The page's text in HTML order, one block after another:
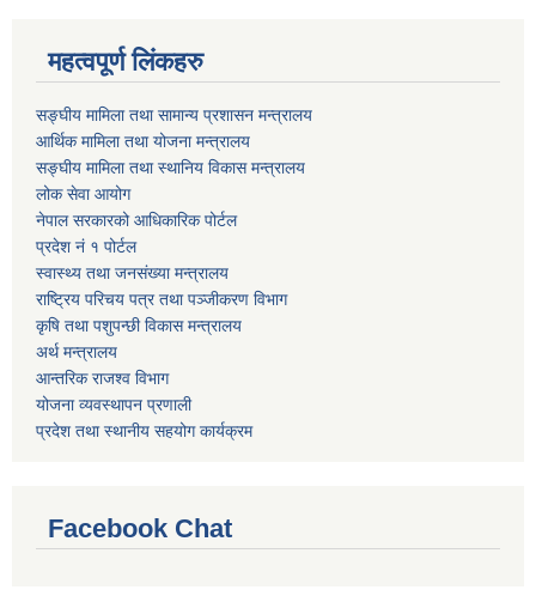
महत्वपूर्ण लिंकहरु
सङ्घीय मामिला तथा सामान्य प्रशासन मन्त्रालय
आर्थिक मामिला तथा योजना मन्त्रालय
सङ्घीय मामिला तथा स्थानिय विकास मन्त्रालय
लोक सेवा आयोग
नेपाल सरकारको आधिकारिक पोर्टल
प्रदेश नं १ पोर्टल
स्वास्थ्य तथा जनसंख्या मन्त्रालय
राष्ट्रिय परिचय पत्र तथा पञ्जीकरण विभाग
कृषि तथा पशुपन्छी विकास मन्त्रालय
अर्थ मन्त्रालय
आन्तरिक राजश्व विभाग
योजना व्यवस्थापन प्रणाली
प्रदेश तथा स्थानीय सहयोग कार्यक्रम
Facebook Chat